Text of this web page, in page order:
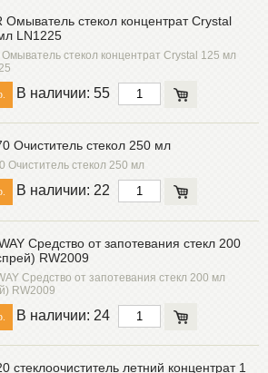
Омыватель стекол концентрат Crystal
LN1225
Омыватель стекол концентрат Crystal 125 мл
В наличии: 55
Очиститель стекол 250 мл
Очиститель стекол 250 мл
В наличии: 22
Средство от запотевания стекл 200
RW2009
Средство от запотевания стекл 200 мл
RW2009
В наличии: 24
стеклоочиститель летний концентрат 1